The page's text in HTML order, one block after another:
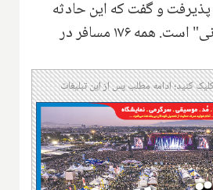
و گفت که این حادثه
نتیجه "خطای انسانی" است. همه ۱۷۶ مسافر در
کنید؛ ادامه مطلب پس از این تبلیغات